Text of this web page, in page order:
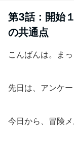
第3話：開始
の共通点
こんばんは。まっ
先日は、アンケ
今日から、冒険